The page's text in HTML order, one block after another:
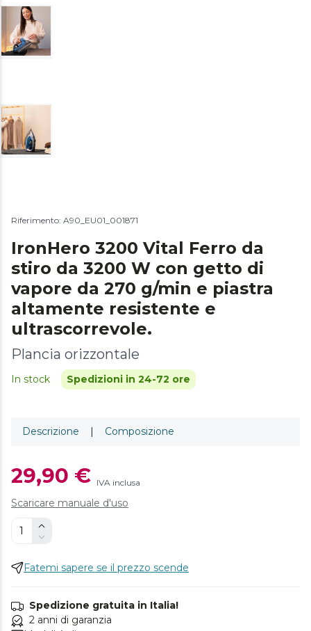
Riferimento: A90_EU01_001871
IronHero 3200 Vital Ferro da
stiro da 3200 W con getto di
vapore da 270 g/min e piastra
altamente resistente e
ultrascorrevole.
Plancia orizzontale
In stock Spedizioni in 24-72 ore
Descrizione | Composizione
29,90 € IVA inclusa
Scaricare manuale d'uso
Fatemi sapere se il prezzo scende
Spedizione gratuita in Italia!
2 anni di garanzia